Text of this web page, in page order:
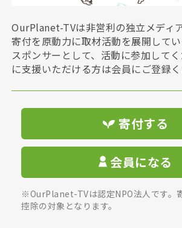
OurPlanet-TVは非営利の独立メディ
寄付を原動力に取材活動を展開して
スポンサーとして、活動に参加して
に支援いただける方は会員にご登録く
寄付する
会員になる
※OurPlanet-TVは認定NPO法人です。
控除の対象となります。